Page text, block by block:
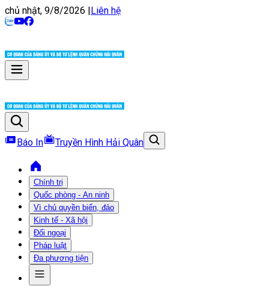
chủ nhật, 9/8/2026 |Liên hệ
Báo In Truyền Hình Hải Quân
Chính trị
Quốc phòng - An ninh
Vì chủ quyền biển, đảo
Kinh tế - Xã hội
Đối ngoại
Pháp luật
Đa phương tiện